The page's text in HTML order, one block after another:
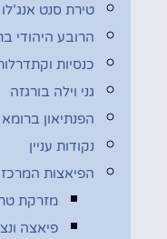
טירת סנט אנג’לו
הרובע היהודי
כנסיות
גני וילה בורגזה
הפנתיאון ברומא
נקודות עניין
הפיאצות
מזרקת
פיאצה